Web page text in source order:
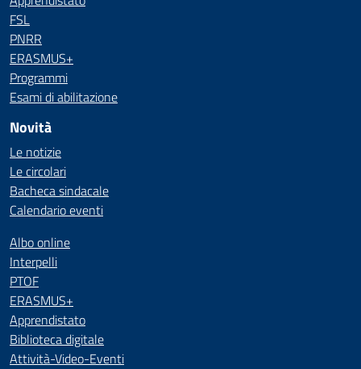
FSL
PNRR
ERASMUS+
Programmi
Esami di abilitazione
Novità
Le notizie
Le circolari
Bacheca sindacale
Calendario eventi
Albo online
Interpelli
PTOF
ERASMUS+
Apprendistato
Biblioteca digitale
Attività-Video-Eventi